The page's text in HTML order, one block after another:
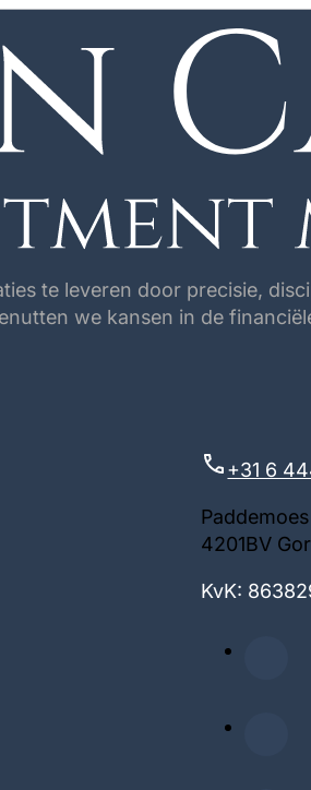
te leveren door precisie,
we kansen in de
+31 6
4201BV
KvK: